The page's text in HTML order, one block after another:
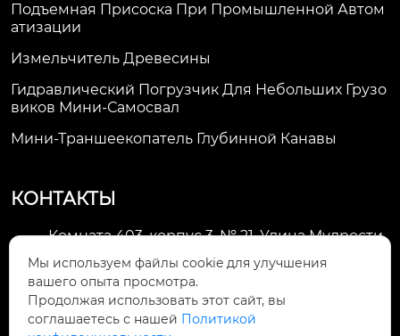
Подъемная Присоска При Промышленной Автом
Атизации
Измельчитель Древесины
Гидравлический Погрузчик Для Небольших Грузо
Виков Мини-Самосвал
Мини-Траншеекопатель Глубинной Канавы
КОНТАКТЫ
Комната 403, корпус 3, № 21, Улица Мудрости,
Зона экономического развития Хуэйшань,
город Уси
li@futaogroup.com
Мы используем файлы cookie для улучшения
вашего опыта просмотра.
Продолжая использовать этот сайт, вы
соглашаетесь с нашей Политикой